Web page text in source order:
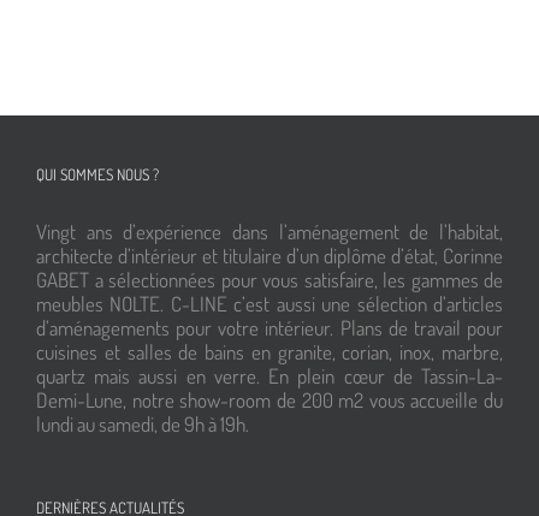
QUI SOMMES NOUS ?
Vingt ans d’expérience dans l’aménagement de l’habitat,
architecte d’intérieur et titulaire d’un diplôme d’état, Corinne
GABET a sélectionnées pour vous satisfaire, les gammes de
meubles NOLTE. C-LINE c’est aussi une sélection d’articles
d’aménagements pour votre intérieur. Plans de travail pour
cuisines et salles de bains en granite, corian, inox, marbre,
quartz mais aussi en verre. En plein cœur de Tassin-La-
Demi-Lune, notre show-room de 200 m2 vous accueille du
lundi au samedi, de 9h à 19h.
DERNIÈRES ACTUALITÉS